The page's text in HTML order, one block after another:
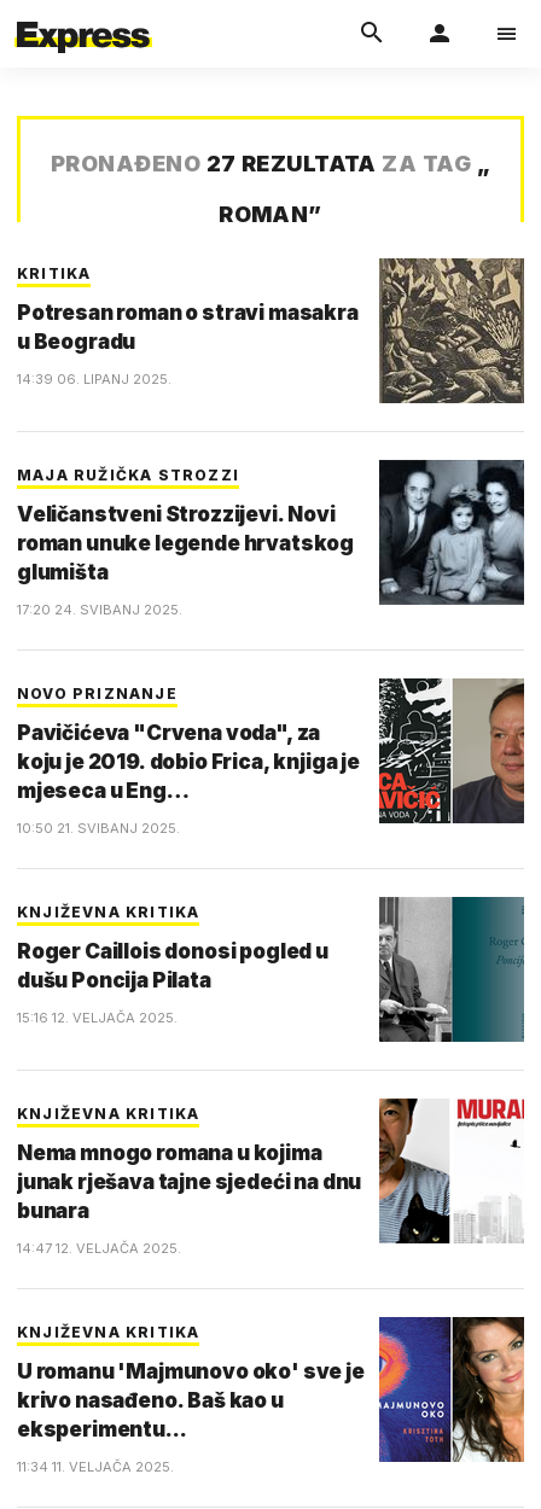
PRONAĐENO 27 REZULTATA ZA TAG „
ROMAN”
KRITIKA
Potresan roman o stravi masakra
u Beogradu
14:39 06. LIPANJ 2025.
MAJA RUŽIČKA STROZZI
Veličanstveni Strozzijevi. Novi
roman unuke legende hrvatskog
glumišta
17:20 24. SVIBANJ 2025.
NOVO PRIZNANJE
Pavičićeva "Crvena voda", za
koju je 2019. dobio Frica, knjiga je
mjeseca u Eng…
10:50 21. SVIBANJ 2025.
KNJIŽEVNA KRITIKA
Roger Caillois donosi pogled u
dušu Poncija Pilata
15:16 12. VELJAČA 2025.
KNJIŽEVNA KRITIKA
Nema mnogo romana u kojima
junak rješava tajne sjedeći na dnu
bunara
14:47 12. VELJAČA 2025.
KNJIŽEVNA KRITIKA
U romanu 'Majmunovo oko' sve je
krivo nasađeno. Baš kao u
eksperimentu...
11:34 11. VELJAČA 2025.